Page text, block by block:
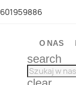
601959886
O NAS
search